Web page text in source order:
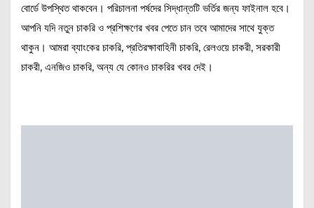
বোর্ডে উপস্থিত থাকবেন। পরিচালনা পর্ষদের সিদ্ধান্তটি ভর্তির জন্য ফাইনাল হবে।
আপনি যদি নতুন চাকরি ও প্রশিক্ষণের খবর পেতে চান তবে আমাদের সাথে যুক্ত
থাকুন। আমরা ব্যাংকের চাকরি, প্রতিরক্ষাবাহিনী চাকরি, রেলওয়ে চাকরী, সরকারী
চাকরী, এনজিও চাকরি, অন্য যে কোনও চাকরির খবর দেই।